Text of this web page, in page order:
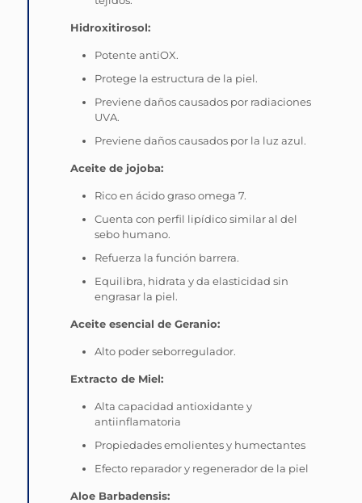
Hidroxitirosol:
Potente antiOX.
Protege la estructura de la piel.
Previene daños causados por radiaciones
UVA.
Previene daños causados por la luz azul.
Aceite de jojoba:
Rico en ácido graso omega 7.
Cuenta con perfil lipídico similar al del
sebo humano.
Refuerza la función barrera.
Equilibra, hidrata y da elasticidad sin
engrasar la piel.
Aceite esencial de Geranio:
Alto poder seborregulador.
Extracto de Miel:
Alta capacidad antioxidante y
antiinflamatoria
Propiedades emolientes y humectantes
Efecto reparador y regenerador de la piel
Aloe Barbadensis: